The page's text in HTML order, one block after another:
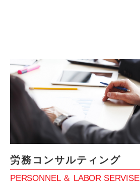
労務コンサルティング
PERSONNEL ＆ LABOR SERVISE